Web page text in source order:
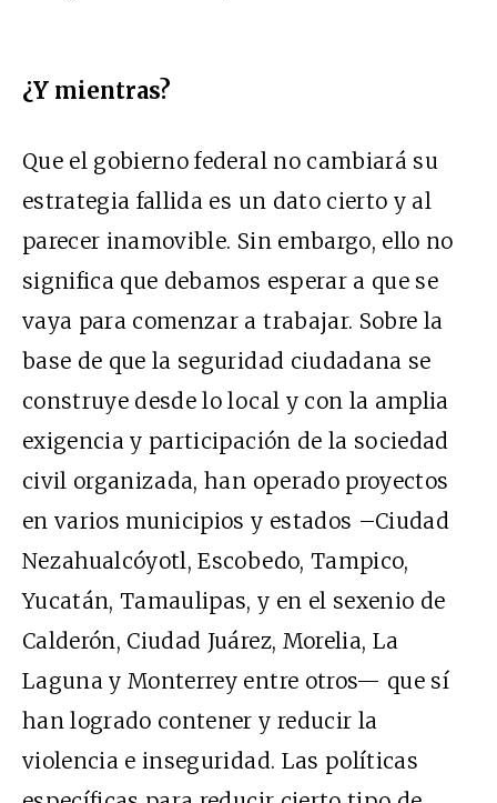
¿Y mientras?
Que el gobierno federal no cambiará su
estrategia fallida es un dato cierto y al
parecer inamovible. Sin embargo, ello no
significa que debamos esperar a que se
vaya para comenzar a trabajar. Sobre la
base de que la seguridad ciudadana se
construye desde lo local y con la amplia
exigencia y participación de la sociedad
civil organizada, han operado proyectos
en varios municipios y estados –Ciudad
Nezahualcóyotl, Escobedo, Tampico,
Yucatán, Tamaulipas, y en el sexenio de
Calderón, Ciudad Juárez, Morelia, La
Laguna y Monterrey entre otros— que sí
han logrado contener y reducir la
violencia e inseguridad. Las políticas